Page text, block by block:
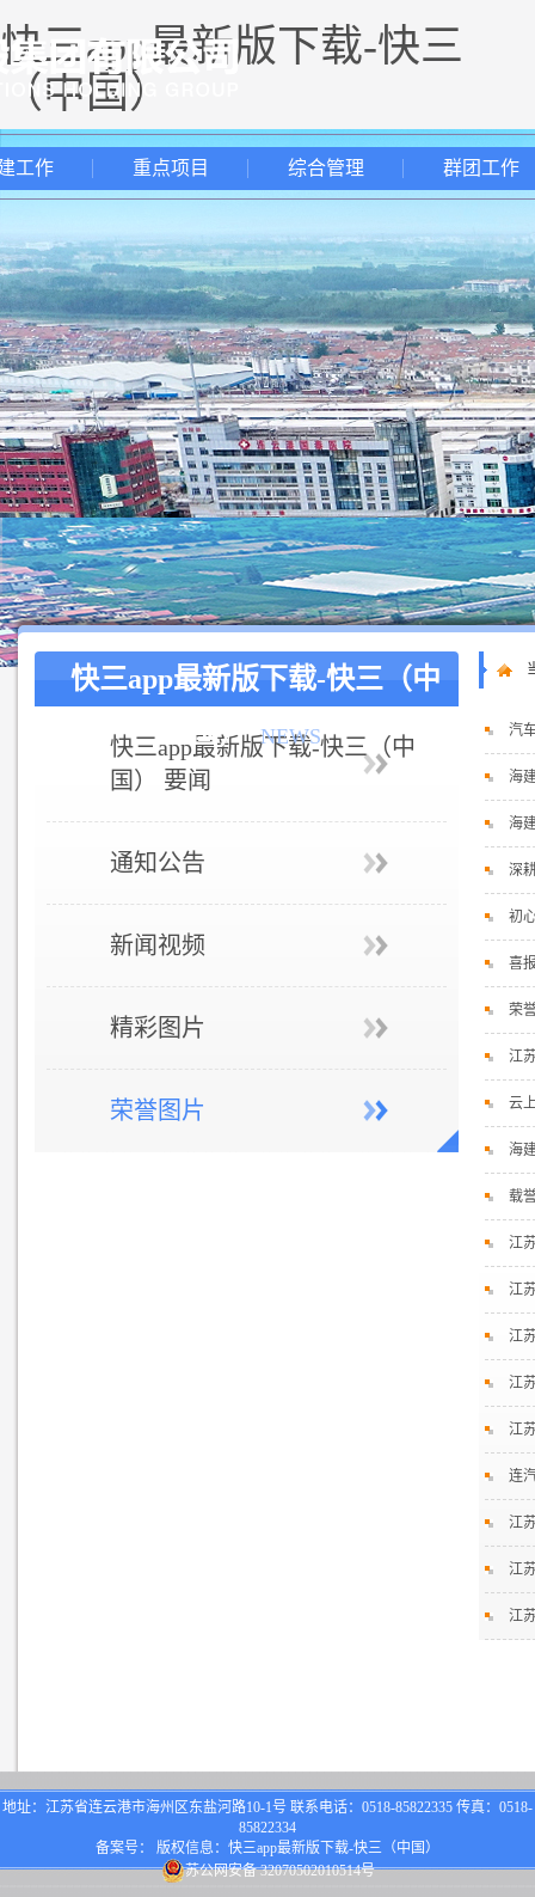
快三app最新版下载-快三
（中国）
工作 重点项目 综合管理 群团工作
快三app最新版下载-快三（中
国） NEWS
快三app最新版下载-快三（中
国） 要闻
通知公告
新闻视频
精彩图片
荣誉图片
汽
海
海
深
初
喜
荣
江
云
海
载
江
江
江
江
江
连
江
江
江
地址：江苏省连云港市海州区东盐河路10-1号 联系电话：0518-85822335 传真：0518-
85822334
备案号： 版权信息：快三app最新版下载-快三（中国）
苏公网安备 32070502010514号